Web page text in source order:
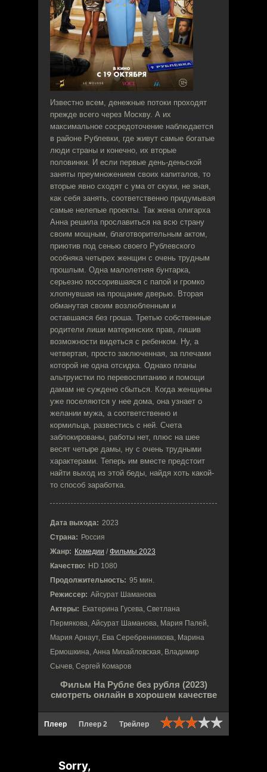
Известно всем, денежные потоки проходят
прежде всего через Москву. А их
максимальное сосредоточение наблюдается
в районе Рублевки, где живут самые богатые
люди страны и конечно, их вторые
половинки. И если первые день-деньской
заняты преумножением своих капиталов, то
вторые явно сходят с ума от скуки, не зная,
как себя занять, соответственно придумывая
самые нелепые проекты. Так жена олигарха
Анна решила прославиться на всю страну
своим мощным, благотворительным актом,
приютив под сенью своего Рублевского
особняка четырех женщин с очень трудным
прошлым. Одна малолетняя бунтарка,
серьезно поссорившаяся с папой и громко
хлопнувшая на прощание дверью. Вторая
обманутая своим возлюбленным и
оставшаяся без гроша. Третью собственные
родители лиши материнских прав, лишив
возможности видеться с ребенком. Ну, а
четвертая, просто заключенная, за плечами
которой не одна отсидка. Однако планы
альтруистки по перевоспитанию и помощи
дамам не суждено сбыться. Когда женщины
уже поселяются у нее дома, она узнает о
желании мужа, а соответственно и
кормильца, развестись с ней. Счета
заблокированы, работы нет, плюс на шее
весят четыре дамы, ну с очень трудными
характерами. Теперь им вместе предстоит
найти выход из этой беды, найдя хоть какой-
то способ заработка.
Дата выхода: 2023
Страна: Россия
Жанр: Комедии / Фильмы 2023
Качество: HD 1080
Продолжительность: 95 мин.
Режиссер: Айсурат Шаманова
Актеры: Екатерина Гусева, Светлана
Пермякова, Айсурат Шаманова, Мария Палей,
Мария Арнаут, Ева Серебренникова, Марина
Ермошкина, Анна Михайловская, Владимир
Сычев, Сергей Комаров
Фильм На Рубле без рубля (2023)
смотреть онлайн в хорошем качестве
Плеер Плеер 2 Трейлер